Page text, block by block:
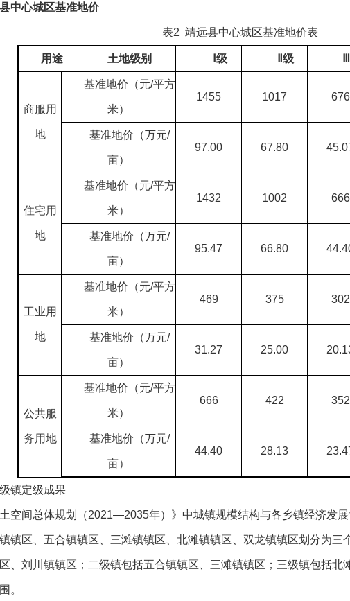
县中心城区基准地价
表2 靖远县中心城区基准地价表
用途 土地级别 Ⅰ级 Ⅱ级
商服用
地
基准地价（元/平方
米）
1455 1017 676
基准地价（万元/
亩）
97.00 67.80
住宅用
地
基准地价（元/平方
米）
1432 1002 666
基准地价（万元/
亩）
95.47 66.80
工业用
地
基准地价（元/平方
米）
469 375 302
基准地价（万元/
亩）
31.27 25.00
公共服
务用地
基准地价（元/平方
米）
666 422 352
基准地价（万元/
亩）
44.40 28.13
镇定级成果
空间总体规划（2021—2035年）》中城镇规模结构与各乡镇经济发
镇区、五合镇镇区、三滩镇镇区、北滩镇镇区、双龙镇镇区划分为
、刘川镇镇区；二级镇包括五合镇镇区、三滩镇镇区；三级镇包括北
。